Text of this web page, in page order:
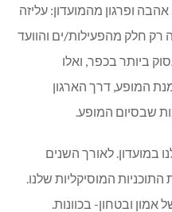
ופרגון מהמועדון: עליזה
רק חלק מהפעילות/ים והוועד
ביותר בכפר, ואלו
המופע, דרך הארגון
שבסיום המופע.
במועדון. לאורך השנים
המוסיקליות שלנו.
ובטחון- בכוונות.